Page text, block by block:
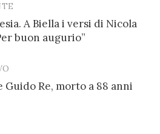
A Biella i versi di Nicola
buon augurio”
Guido Re, morto a 88 anni